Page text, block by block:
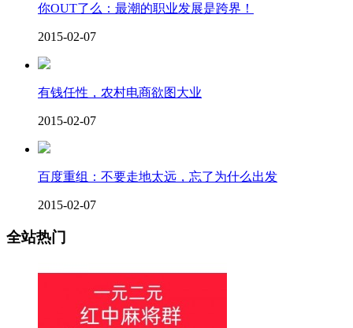
你OUT了么：最潮的职业发展是跨界！
2015-02-07
有钱任性，农村电商欲图大业
2015-02-07
百度重组：不要走地太远，忘了为什么出发
2015-02-07
全站热门